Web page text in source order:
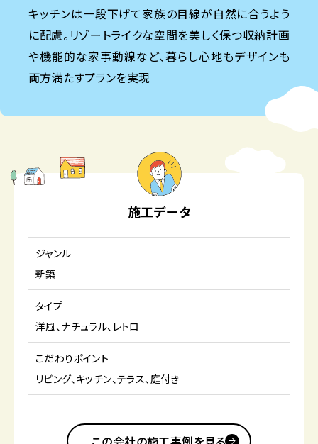
キッチンは一段下げて家族の目線が自然に合うよう
に配慮。リゾートライクな空間を美しく保つ収納計画
や機能的な家事動線など、暮らし心地もデザインも
両方満たすプランを実現
施工データ
ジャンル
新築
タイプ
洋風 ナチュラル レトロ
こだわりポイント
リビング キッチン テラス 庭付き